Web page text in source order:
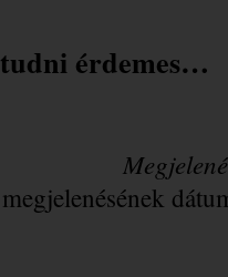
érdemes…